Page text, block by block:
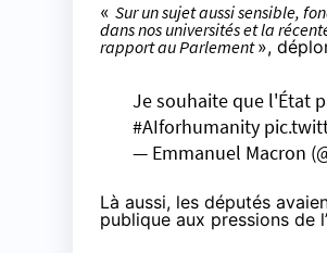
« Sur un sujet aussi sensible,
dans nos universités et la
rapport au Parlement»,
Je souhaite que l'État
#AIforhumanity
— Emmanuel Macron
Là aussi, les députés
publique aux pressions de